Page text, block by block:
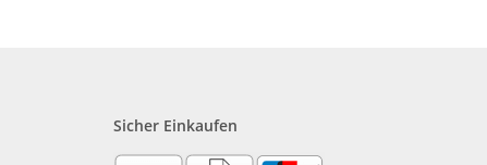
Sicher Einkaufen